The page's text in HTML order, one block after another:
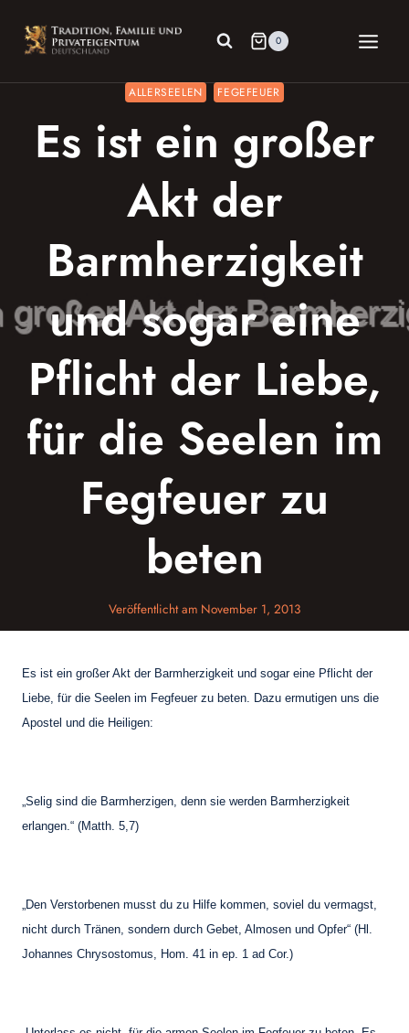
Inhalt
springen
0
ALLERSEELEN FEGEFEUER
Es ist ein großer
Akt der
Barmherzigkeit
und sogar eine
Pflicht der Liebe,
für die Seelen im
Fegfeuer zu
beten
Veröffentlicht am November 1, 2013
Es ist ein großer Akt der Barmherzigkeit und sogar eine Pflicht der
Liebe, für die Seelen im Fegfeuer zu beten. Dazu ermutigen uns die
Apostel und die Heiligen:
„Selig sind die Barmherzigen, denn sie werden Barmherzigkeit
erlangen.“ (Matth. 5,7)
„Den Verstorbenen musst du zu Hilfe kommen, soviel du vermagst,
nicht durch Tränen, sondern durch Gebet, Almosen und Opfer“ (Hl.
Johannes Chrysostomus, Hom. 41 in ep. 1 ad Cor.)